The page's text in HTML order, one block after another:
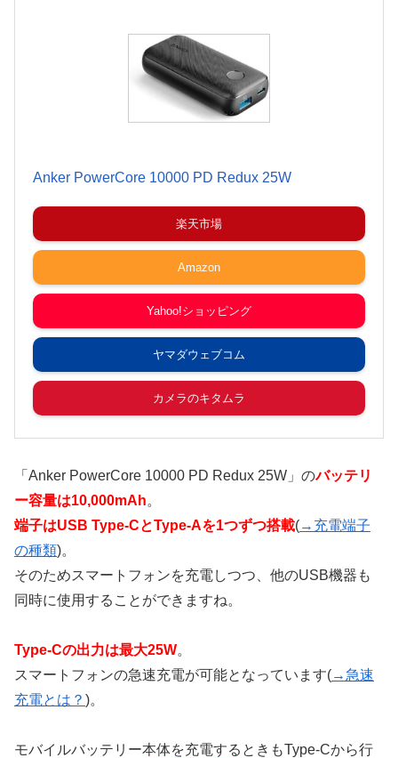
Anker PowerCore 10000 PD Redux 25W
楽天市場
Amazon
Yahoo!ショッピング
ヤマダウェブコム
カメラのキタムラ
「Anker PowerCore 10000 PD Redux 25W」のバッテリ
ー容量は10,000mAh。
端子はUSB Type-CとType-Aを1つずつ搭載(→充電端子
の種類)。
そのためスマートフォンを充電しつつ、他のUSB機器も
同時に使用することができますね。
Type-Cの出力は最大25W。
スマートフォンの急速充電が可能となっています(→急速
充電とは？ )。
モバイルバッテリー本体を充電するときもType-Cから行